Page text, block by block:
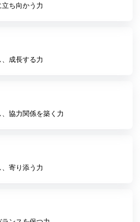
ち向かう力
成長する力
協力関係を築く力
寄り添う力